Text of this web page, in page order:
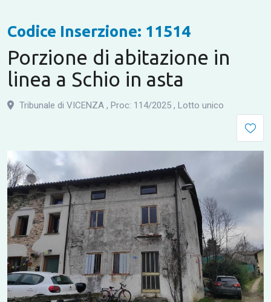
Codice Inserzione: 11514
Porzione di abitazione in
linea a Schio in asta
Tribunale di VICENZA , Proc: 114/2025 , Lotto unico